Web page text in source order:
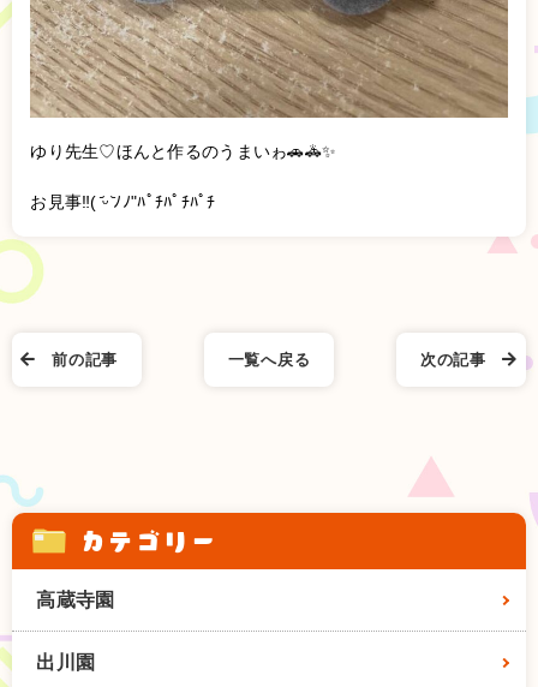
ゆり先生♡ほんと作るのうまいゎ🚗🚓✨️
お見事‼️( ᷄ᵕ ᷅ﾉﾉ"ﾊﾟﾁﾊﾟﾁﾊﾟﾁ
次の記事
一覧へ戻る
前の記事
カテゴリー
高蔵寺園
出川園